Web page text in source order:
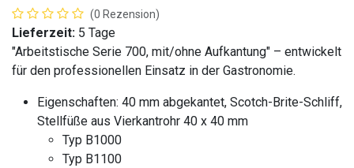
(0 Rezension)
Lieferzeit: 5 Tage
"Arbeitstische Serie 700, mit/ohne Aufkantung" – entwickelt
für den professionellen Einsatz in der Gastronomie.
Eigenschaften: 40 mm abgekantet, Scotch-Brite-Schliff,
Stellfüße aus Vierkantrohr 40 x 40 mm
Typ B1000
Typ B1100